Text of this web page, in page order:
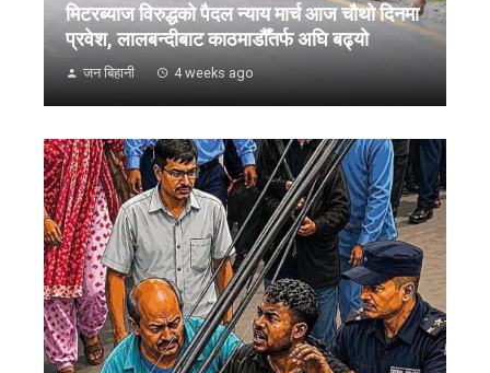
मिटरब्याज विरुद्धको पैदल न्याय मार्च आज चौथो दिनमा
प्रवेश, लालबन्दीबाट काठमाडौँतर्फ अघि बढ्यो
जन बिहानी 4 weeks ago